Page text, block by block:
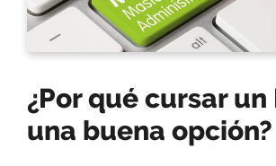
¿Por qué cursar un
una buena opción?